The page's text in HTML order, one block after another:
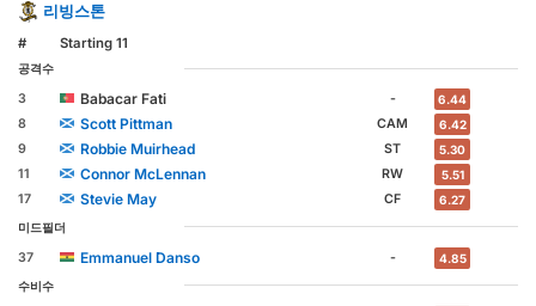
리빙스톤
# Starting 11
공격수
3
Babacar Fati - 6.44
8 Scott Pittman CAM 6.42
9 Robbie Muirhead ST 5.30
11 Connor McLennan RW 5.51
17 Stevie May CF 6.27
미드필더
37
Emmanuel Danso - 4.85
수비수